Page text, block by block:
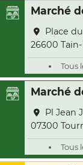
Marché
Place
26600
Tous
Marché
Pl Jean
07300
Tous